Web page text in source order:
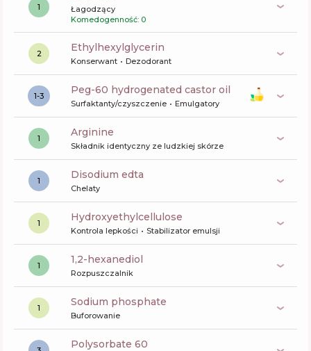
1
Łagodzący
Komedogenność: 0
2 ethylhexylglycerin
Konserwant Dezodorant
1-3 peg-60 hydrogenated castor oil
Surfaktanty/czyszczenie Emulgatory
1 arginine
Składnik identyczny ze ludzkiej skórze
1 disodium edta
Chelaty
1 hydroxyethylcellulose
Kontrola lepkości Stabilizator emulsji
1 1,2-hexanediol
Rozpuszczalnik
1 sodium phosphate
Buforowanie
polysorbate 60